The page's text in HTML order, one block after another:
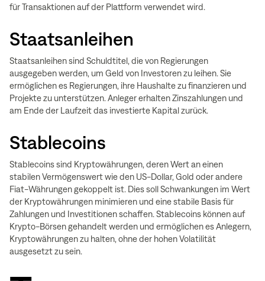
für Transaktionen auf der Plattform verwendet wird.
Staatsanleihen
Staatsanleihen sind Schuldtitel, die von Regierungen
ausgegeben werden, um Geld von Investoren zu leihen. Sie
ermöglichen es Regierungen, ihre Haushalte zu finanzieren und
Projekte zu unterstützen. Anleger erhalten Zinszahlungen und
am Ende der Laufzeit das investierte Kapital zurück.
Stablecoins
Stablecoins sind Kryptowährungen, deren Wert an einen
stabilen Vermögenswert wie den US-Dollar, Gold oder andere
Fiat-Währungen gekoppelt ist. Dies soll Schwankungen im Wert
der Kryptowährungen minimieren und eine stabile Basis für
Zahlungen und Investitionen schaffen. Stablecoins können auf
Krypto-Börsen gehandelt werden und ermöglichen es Anlegern,
Kryptowährungen zu halten, ohne der hohen Volatilität
ausgesetzt zu sein.